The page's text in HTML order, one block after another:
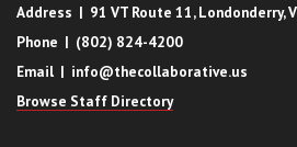
Address | 91 VT Route 11, Londonderry,
Phone | (802) 824-4200
Email | info@thecollaborative.us
Browse Staff Directory